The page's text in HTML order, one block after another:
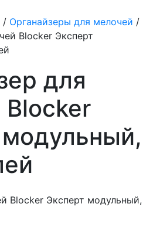
/ Органайзеры для мелочей /
Blocker Эксперт
для
Blocker Эксперт модульный,